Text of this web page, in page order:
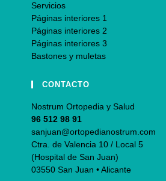
Servicios
Páginas interiores 1
Páginas interiores 2
Páginas interiores 3
Bastones y muletas
CONTACTO
Nostrum Ortopedia y Salud
96 512 98 91
sanjuan@ortopedianostrum.com
Ctra. de Valencia 10 / Local 5
(Hospital de San Juan)
03550 San Juan • Alicante